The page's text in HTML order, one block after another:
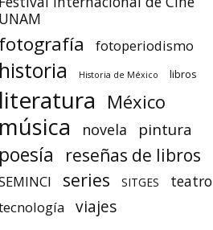
UNAM
fotografía fotoperiodismo
historia Historia de México libros
literatura México
música novela pintura
poesía reseñas de libros
series SITGES teatro
viajes